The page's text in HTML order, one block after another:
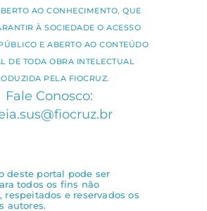
AO CONHECIMENTO, QUE
À SOCIEDADE O ACESSO
E ABERTO AO CONTEÚDO
DE TODA OBRA INTELECTUAL
PELA FIOCRUZ.
Fale Conosco:
deste portal pode ser
todos os fins não
respeitados e reservados os
autores.